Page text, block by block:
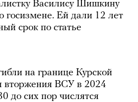
Василису Шишкину
госизмене. Ей дали 12 лет
срок по статье
на границе Курской
вторжения ВСУ в 2024
до сих пор числятся